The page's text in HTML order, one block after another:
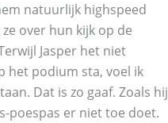
natuurlijk highspeed
over hun kijk op de
Jasper het niet
het podium sta, voel ik
Dat is zo gaaf. Zoals hij
poespas er niet toe doet.